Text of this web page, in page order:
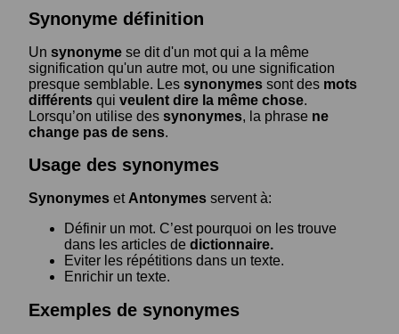
Synonyme définition
Un synonyme se dit d'un mot qui a la même
signification qu'un autre mot, ou une signification
presque semblable. Les synonymes sont des mots
différents qui veulent dire la même chose.
Lorsqu’on utilise des synonymes, la phrase ne
change pas de sens.
Usage des synonymes
Synonymes et Antonymes servent à:
Définir un mot. C’est pourquoi on les trouve
dans les articles de dictionnaire.
Eviter les répétitions dans un texte.
Enrichir un texte.
Exemples de synonymes